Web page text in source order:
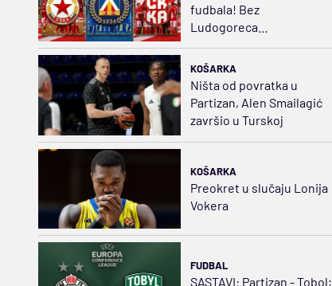
fudbala! Bez
Ludogoreca…
KOŠARKA
Ništa od povratka u
Partizan, Alen Smailagić
završio u Turskoj
KOŠARKA
Preokret u slučaju Lonija
Vokera
FUDBAL
SASTAVI: Partizan - Tobol;